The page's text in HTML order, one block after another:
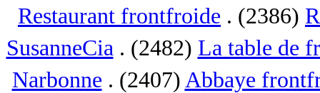
Restaurant frontfroide . (2386)
SusanneCia. (2482) La table de
Narbonne . (2407) Abbaye